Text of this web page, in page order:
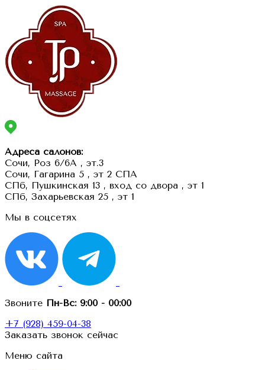
Адреса салонов:
Сочи, Роз 6/6А , эт.3
Сочи, Гагарина 5 , эт 2 СПА
СПб, Пушкинская 13 , вход со двора , эт 1
СПб, Захарьевская 25 , эт 1
Мы в соцсетях
Звоните Пн-Вс: 9:00 - 00:00
+7 (928) 459-04-38
Заказать звонок сейчас
Меню сайта